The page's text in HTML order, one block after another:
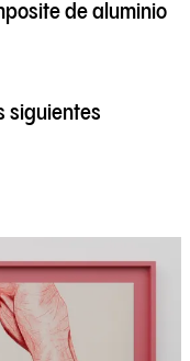
de aluminio
siguientes